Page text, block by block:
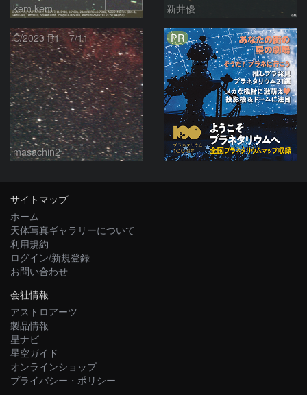
kem.kem 新井優
C/2023 R1 7/11
masachin2
PR
サイトマップ
ホーム
天体写真ギャラリーについて
利用規約
ログイン/新規登録
お問い合わせ
会社情報
アストロアーツ
製品情報
星ナビ
星空ガイド
オンラインショップ
プライバシー・ポリシー